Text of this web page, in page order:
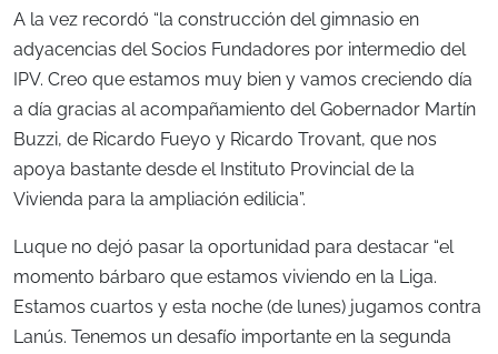
A la vez recordó “la construcción del gimnasio en
adyacencias del Socios Fundadores por intermedio del
IPV. Creo que estamos muy bien y vamos creciendo día
a día gracias al acompañamiento del Gobernador Martín
Buzzi, de Ricardo Fueyo y Ricardo Trovant, que nos
apoya bastante desde el Instituto Provincial de la
Vivienda para la ampliación edilicia”.
Luque no dejó pasar la oportunidad para destacar “el
momento bárbaro que estamos viviendo en la Liga.
Estamos cuartos y esta noche (de lunes) jugamos contra
Lanús. Tenemos un desafío importante en la segunda